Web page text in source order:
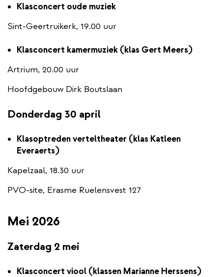
Klasconcert oude muziek
Sint-Geertruikerk, 19.00 uur
Klasconcert kamermuziek (klas Gert Meers)
Artrium, 20.00 uur
Hoofdgebouw Dirk Boutslaan
Donderdag 30 april
Klasoptreden verteltheater (klas Katleen
Everaerts)
Kapelzaal, 18.30 uur
PVO-site, Erasme Ruelensvest 127
Mei 2026
Zaterdag 2 mei
Klasconcert viool (klassen Marianne Herssens)